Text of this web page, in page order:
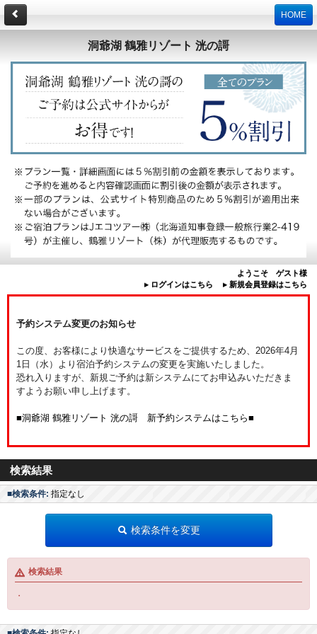
HOME
洞爺湖 鶴雅リゾート 洸の謌
ようこそ ゲスト様
▸ ログインはこちら
▸ 新規会員登録はこちら
予約システム変更のお知らせ
この度、お客様により快適なサービスをご提供するため、2026年4月
1日（水）より宿泊予約システムの変更を実施いたしました。
恐れ入りますが、新規ご予約は新システムにてお申込みいただきま
すようお願い申し上げます。
■洞爺湖 鶴雅リゾート 洸の謌 新予約システムはこちら■
検索結果
■検索条件: 指定なし
検索条件を変更
検索結果
・